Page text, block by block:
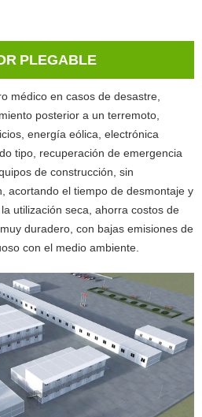
PLEGABLE
médico en casos de desastre,
posterior a un terremoto,
energía eólica, electrónica
tipo, recuperación de emergencia
de construcción, sin
acortando el tiempo de desmontaje y
utilización seca, ahorra costos de
duradero, con bajas emisiones de
con el medio ambiente.